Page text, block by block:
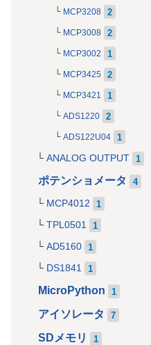
MCP3208 2
MCP3008 2
MCP3002 1
MCP3425 2
MCP3421 1
ADS1220 2
ADS122U04 1
ANALOG OUTPUT 1
ポテンショメータ 4
MCP4012 1
TPL0501 1
AD5160 1
DS1841 1
MicroPython 1
アイソレータ 7
SDメモリ 1